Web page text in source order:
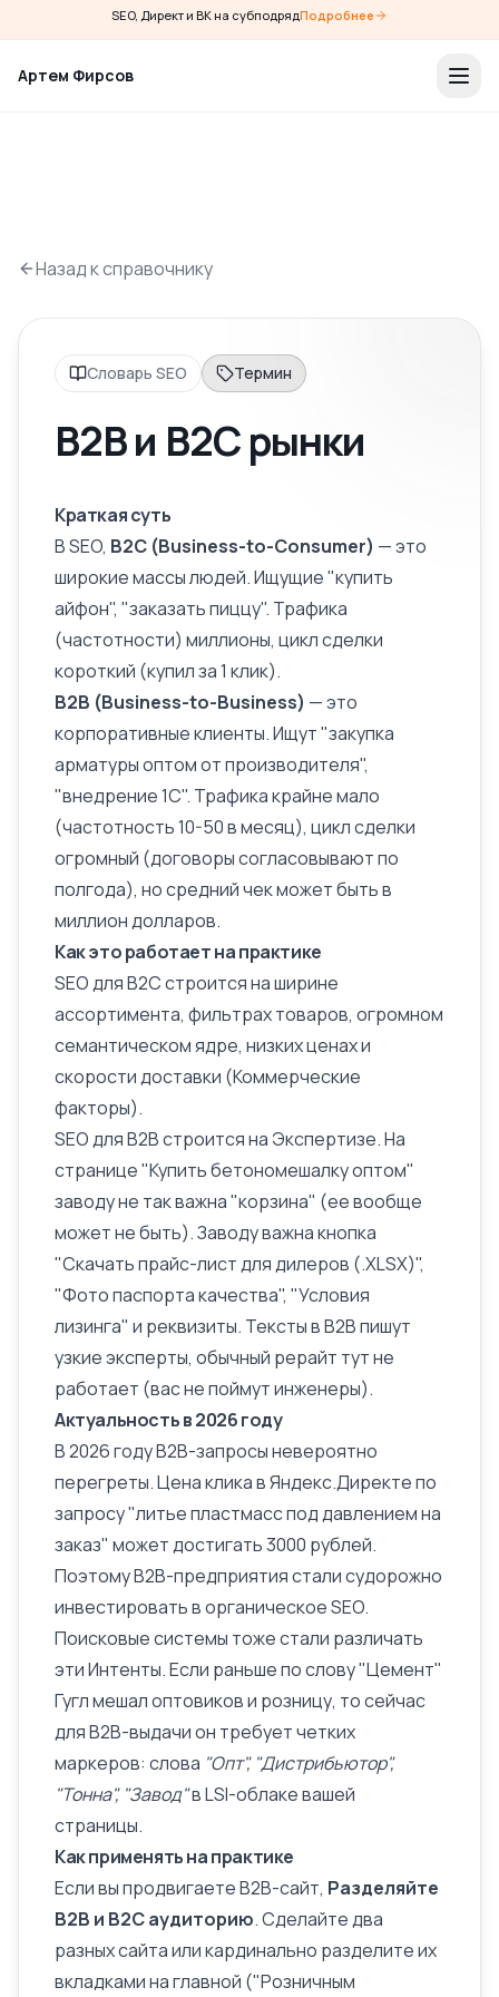
SEO, Директ и ВК на субподрядПодробнее
Артем Фирсов
Назад к справочнику
Словарь SEO Термин
B2B и B2C рынки
Краткая суть
В SEO, B2C (Business-to-Consumer) — это
широкие массы людей. Ищущие "купить
айфон", "заказать пиццу". Трафика
(частотности) миллионы, цикл сделки
короткий (купил за 1 клик).
B2B (Business-to-Business) — это
корпоративные клиенты. Ищут "закупка
арматуры оптом от производителя",
"внедрение 1С". Трафика крайне мало
(частотность10-50 в месяц), цикл сделки
огромный (договоры согласовывают по
полгода), но средний чек может быть в
миллион долларов.
Как это работает на практике
SEO для B2C строится на ширине
ассортимента, фильтрах товаров, огромном
семантическом ядре, низких ценах и
скорости доставки (Коммерческие
факторы).
SEO для B2B строится на Экспертизе. На
странице "Купить бетономешалку оптом"
заводу не так важна "корзина" (ее вообще
может не быть). Заводу важна кнопка
"Скачать прайс-лист для дилеров (.XLSX)",
"Фото паспорта качества", "Условия
лизинга" и реквизиты. Тексты в B2B пишут
узкие эксперты, обычный рерайт тут не
работает (вас не поймут инженеры).
Актуальность в 2026 году
В 2026 году B2B-запросы невероятно
перегреты. Цена клика в Яндекс.Директе по
запросу "литье пластмасс под давлением на
заказ" может достигать 3000 рублей.
Поэтому B2B-предприятия стали судорожно
инвестировать в органическое SEO.
Поисковые системы тоже стали различать
эти Интенты. Если раньше по слову "Цемент"
Гугл мешал оптовиков и розницу, то сейчас
для B2B-выдачи он требует четких
маркеров: слова "Опт", "Дистрибьютор",
"Тонна", "Завод"в LSI-облакевашей
страницы.
Как применять на практике
Если вы продвигаете B2B-сайт, Разделяйте
B2B и B2C аудиторию. Сделайте два
разных сайта или кардинально разделите их
вкладками на главной ("Розничным